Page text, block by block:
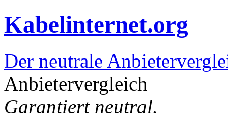
Kabelinternet.org
Der neutrale
Anbietervergleich
Garantiert neutral.